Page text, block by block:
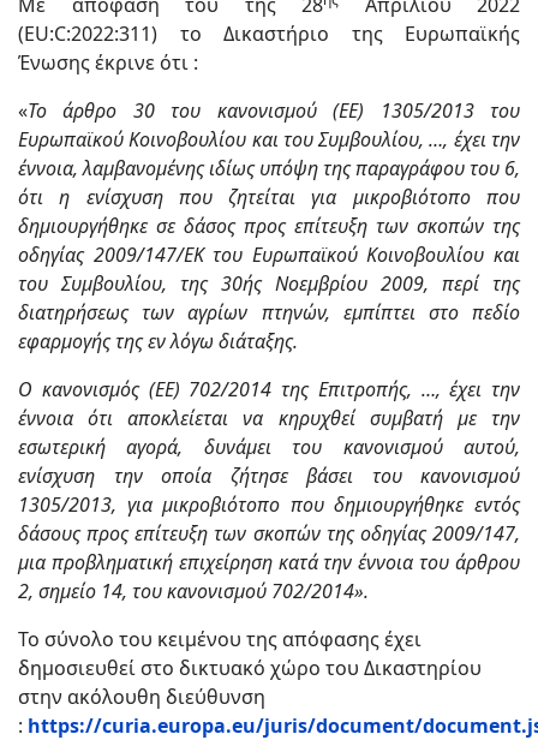
(EU:C:2022:311) το Δικαστήριο της Ευρωπαϊκής
Ένωσης έκρινε ότι :
«Το άρθρο 30 του κανονισμού (ΕΕ) 1305/2013 του
Ευρωπαϊκού Κοινοβουλίου και του Συμβουλίου, …, έχει την
έννοια, λαμβανομένης ιδίως υπόψη της παραγράφου του 6,
ότι η ενίσχυση που ζητείται για μικροβιότοπο που
δημιουργήθηκε σε δάσος προς επίτευξη των σκοπών της
οδηγίας 2009/147/ΕΚ του Ευρωπαϊκού Κοινοβουλίου και
του Συμβουλίου, της 30ής Νοεμβρίου 2009, περί της
διατηρήσεως των αγρίων πτηνών, εμπίπτει στο πεδίο
εφαρμογής της εν λόγω διάταξης.
Ο κανονισμός (ΕΕ) 702/2014 της Επιτροπής, …, έχει την
έννοια ότι αποκλείεται να κηρυχθεί συμβατή με την
εσωτερική αγορά, δυνάμει του κανονισμού αυτού,
ενίσχυση την οποία ζήτησε βάσει του κανονισμού
1305/2013, για μικροβιότοπο που δημιουργήθηκε εντός
δάσους προς επίτευξη των σκοπών της οδηγίας 2009/147,
μια προβληματική επιχείρηση κατά την έννοια του άρθρου
2, σημείο 14, του κανονισμού 702/2014».
Το σύνολο του κειμένου της απόφασης έχει
δημοσιευθεί στο δικτυακό χώρο του Δικαστηρίου
στην ακόλουθη διεύθυνση
: https://curia.europa.eu/juris/document/